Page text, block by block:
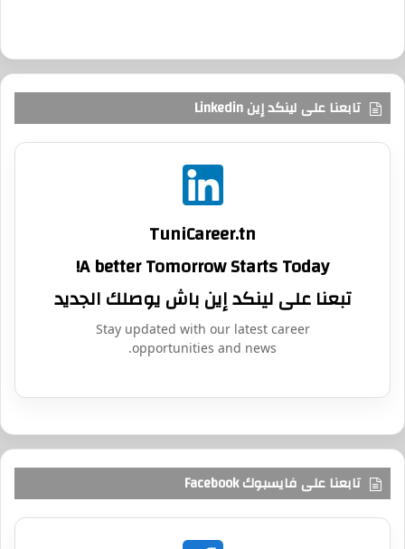
تابعنا على لينكد إين Linkedin
TuniCareer.tn
A better Tomorrow Starts Today!
تبعنا على لينكد إين باش يوصلك الجديد
Stay updated with our latest career
opportunities and news.
تابعنا على فايسبوك Facebook